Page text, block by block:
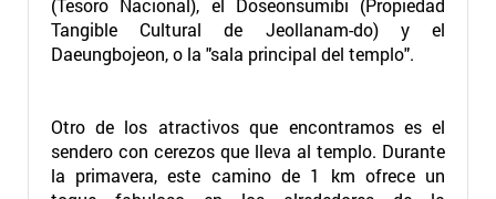
(Tesoro Nacional), el Doseonsumibi (Propiedad
Tangible Cultural de Jeollanam-do) y el
Daeungbojeon, o la "sala principal del templo".
Otro de los atractivos que encontramos es el
sendero con cerezos que lleva al templo. Durante
la primavera, este camino de 1 km ofrece un